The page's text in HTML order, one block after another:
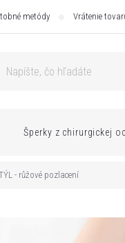
metódy Vrátenie
Šperky z chirurgickej
- růžové pozlacení